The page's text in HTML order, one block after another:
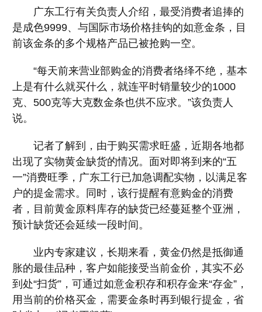
广东工行有关负责人介绍，最受消费者追捧的
是成色9999、与国际市场价格挂钩的如意金条，目
前该金条的多个规格产品已被抢购一空。
“每天前来营业部购金的消费者络绎不绝，基本
上是有什么就买什么，就连平时销量较少的1000
克、500克等大克数金条也供不应求。”该负责人
说。
记者了解到，由于购买需求旺盛，近期各地都
出现了实物黄金缺货的情况。面对即将到来的“五
一”消费旺季，广东工行已加急调配实物，以满足客
户的提金需求。同时，该行提醒有意购金的消费
者，目前黄金原料库存的缺货已经蔓延整个亚洲，
预计缺货还会延续一段时间。
业内专家建议，长期来看，黄金仍然是抵御通
胀的最佳品种，客户如能接受当前金价，其实不必
到处“扫货”，可通过如意金积存和积存金来“存金”，
用当前的价格买金，需要金条时再到银行提金，省